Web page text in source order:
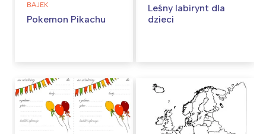
BAJEK
Pokemon Pikachu
Leśny labirynt dla
dzieci